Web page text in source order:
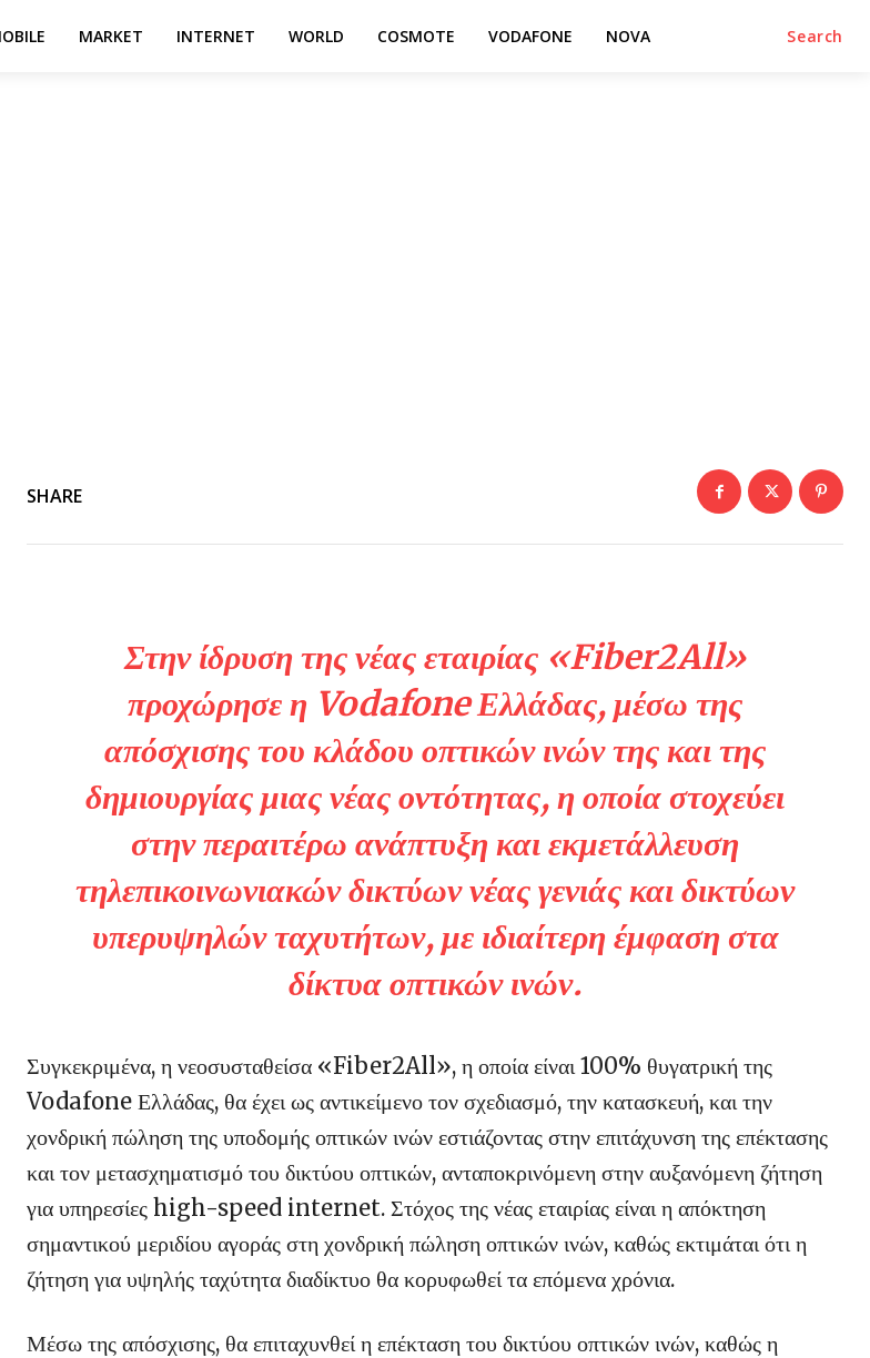
MARKET INTERNET WORLD COSMOTE VODAFONE NOVA Search
SHARE
Στην ίδρυση της νέας εταιρίας «Fiber2All»
προχώρησε η Vodafone Ελλάδας, μέσω της
απόσχισης του κλάδου οπτικών ινών της και της
δημιουργίας μιας νέας οντότητας, η οποία στοχεύει
στην περαιτέρω ανάπτυξη και εκμετάλλευση
τηλεπικοινωνιακών δικτύων νέας γενιάς και δικτύων
υπερυψηλών ταχυτήτων, με ιδιαίτερη έμφαση στα
δίκτυα οπτικών ινών.
Συγκεκριμένα, η νεοσυσταθείσα «Fiber2All», η οποία είναι 100% θυγατρική της
Vodafone Ελλάδας, θα έχει ως αντικείμενο τον σχεδιασμό, την κατασκευή, και την
χονδρική πώληση της υποδομής οπτικών ινών εστιάζοντας στην επιτάχυνση της επέκτασης
και τον μετασχηματισμό του δικτύου οπτικών, ανταποκρινόμενη στην αυξανόμενη ζήτηση
για υπηρεσίες high-speed internet. Στόχος της νέας εταιρίας είναι η απόκτηση
σημαντικού μεριδίου αγοράς στη χονδρική πώληση οπτικών ινών, καθώς εκτιμάται ότι η
ζήτηση για υψηλής ταχύτητα διαδίκτυο θα κορυφωθεί τα επόμενα χρόνια.
Μέσω της απόσχισης, θα επιταχυνθεί η επέκταση του δικτύου οπτικών ινών, καθώς η